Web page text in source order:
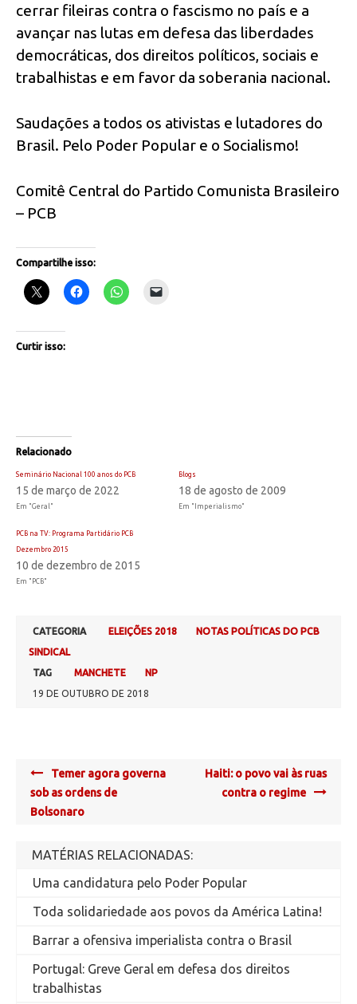
cerrar fileiras contra o fascismo no país e a
avançar nas lutas em defesa das liberdades
democráticas, dos direitos políticos, sociais e
trabalhistas e em favor da soberania nacional.
Saudações a todos os ativistas e lutadores do
Brasil. Pelo Poder Popular e o Socialismo!
Comitê Central do Partido Comunista Brasileiro
– PCB
Compartilhe isso:
Curtir isso:
Relacionado
Seminário Nacional 100 anos do PCB
15 de março de 2022
Em "Geral"
Blogs
18 de agosto de 2009
Em "Imperialismo"
PCB na TV: Programa Partidário PCB
Dezembro 2015
10 de dezembro de 2015
Em "PCB"
CATEGORIA ELEIÇÕES 2018
NOTAS POLÍTICAS DO PCB
SINDICAL
TAG
MANCHETE
NP
19 DE OUTUBRO DE 2018
Post
navigation
Temer agora governa
sob as ordens de
Bolsonaro
Haiti: o povo vai às ruas
contra o regime
MATÉRIAS RELACIONADAS:
Uma candidatura pelo Poder Popular
Toda solidariedade aos povos da América Latina!
Barrar a ofensiva imperialista contra o Brasil
Portugal: Greve Geral em defesa dos direitos
trabalhistas